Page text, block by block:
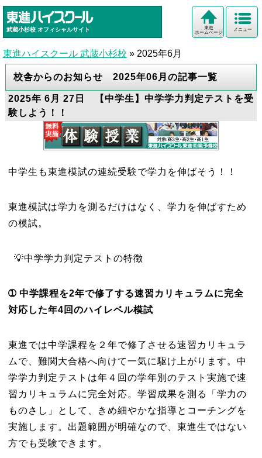
武蔵小杉校 オフィシャルサイト メニュー
東進
ホームページ
東進ハイスクール 武蔵小杉校 » 2025年6月
校舎からのお知らせ 2025年06月の記事一覧
2025年 6月 27日 【中学生】中学学力判定テストを受
験しよう！！
中学生も東進模試の連続受験で学力を伸ばそう！！
東進模試は学力を測るだけはなく、学力を伸ばすため
の模試。
💡中学学力判定テストの特徴
➀ 中学課程を2年で修了する速習カリキュラムに完全
対応した年4回のハイレベル模試
東進では中学課程を２年で修了させる速習カリキュラ
ムで、難関大合格へ向けて一気に駆け上がります。中
学学力判定テストは年４回の学年別のテスト実施で速
習カリキュラムに完全対応。学習成果を測る「学力の
ものさし」として、きめ細やかな指導とコーチングを
実施します。出題範囲が明確なので、東進生ではない
方でも受験できます。